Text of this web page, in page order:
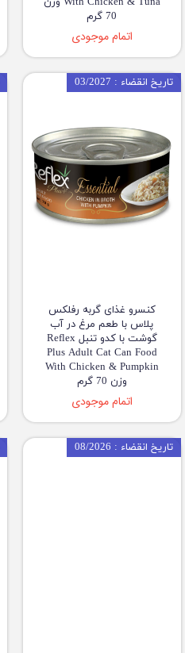
70 گرم
اتمام موجودی
کنسرو غذای گربه رفلکس
پلاس با طعم مرغ در آب
گوشت با کدو تنبل Reflex
Plus Adult Cat Can Food
With Chicken & Pumpkin
وزن 70 گرم
اتمام موجودی
تاریخ انقضاء : 03/2027
تاریخ انقضاء : 08/2026